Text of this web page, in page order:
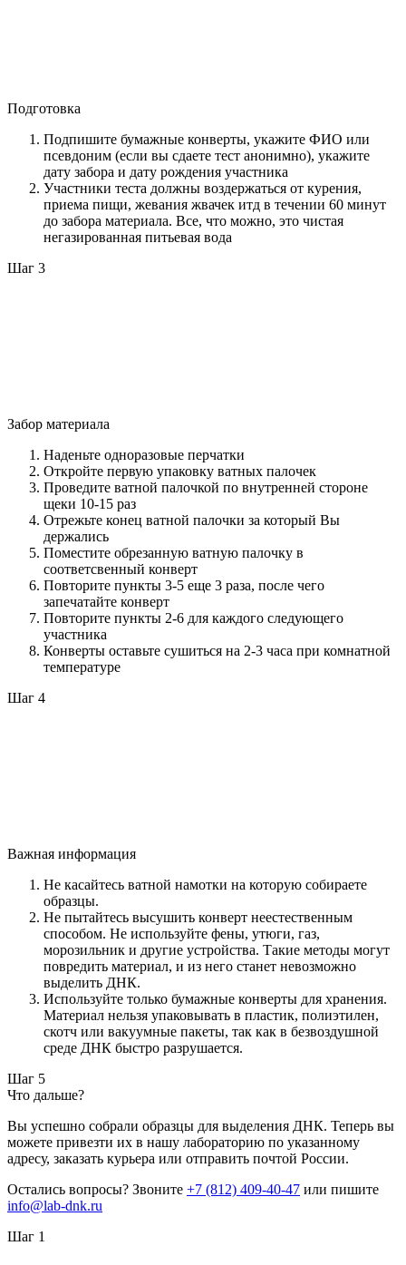
Подготовка
Подпишите бумажные конверты, укажите ФИО или
псевдоним (если вы сдаете тест анонимно), укажите
дату забора и дату рождения участника
Участники теста должны воздержаться от курения,
приема пищи, жевания жвачек итд в течении 60 минут
до забора материала. Все, что можно, это чистая
негазированная питьевая вода
Шаг 3
Забор материала
Наденьте одноразовые перчатки
Откройте первую упаковку ватных палочек
Проведите ватной палочкой по внутренней стороне
щеки 10-15 раз
Отрежьте конец ватной палочки за который Вы
держались
Поместите обрезанную ватную палочку в
соответсвенный конверт
Повторите пункты 3-5 еще 3 раза, после чего
запечатайте конверт
Повторите пункты 2-6 для каждого следующего
участника
Конверты оставьте сушиться на 2-3 часа при комнатной
температуре
Шаг 4
Важная информация
Не касайтесь ватной намотки на которую собираете
образцы.
Не пытайтесь высушить конверт неестественным
способом. Не используйте фены, утюги, газ,
морозильник и другие устройства. Такие методы могут
повредить материал, и из него станет невозможно
выделить ДНК.
Используйте только бумажные конверты для хранения.
Материал нельзя упаковывать в пластик, полиэтилен,
скотч или вакуумные пакеты, так как в безвоздушной
среде ДНК быстро разрушается.
Шаг 5
Что дальше?
Вы успешно собрали образцы для выделения ДНК. Теперь вы
можете привезти их в нашу лабораторию по указанному
адресу, заказать курьера или отправить почтой России.
Остались вопросы? Звоните +7 (812) 409-40-47 или пишите
info@lab-dnk.ru
Шаг 1